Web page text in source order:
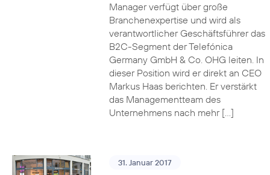
Manager verfügt über große
Branchenexpertise und wird als
verantwortlicher Geschäftsführer das
B2C-Segment der Telefónica
Germany GmbH & Co. OHG leiten. In
dieser Position wird er direkt an CEO
Markus Haas berichten. Er verstärkt
das Managementteam des
Unternehmens nach mehr […]
31. Januar 2017